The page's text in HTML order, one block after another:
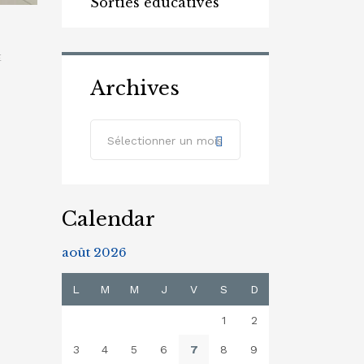
Archives
Sélectionner un mois
Calendar
août 2026
L M M J V S D
1 2
3 4 5 6 7 8 9